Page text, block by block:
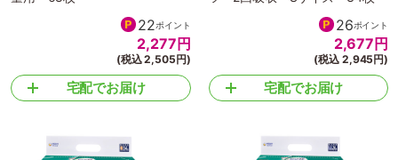
22ポイント
2,277 円
(税込 2,505円)
宅配でお届け
26ポイント
2,677 円
(税込 2,945円)
宅配でお届け